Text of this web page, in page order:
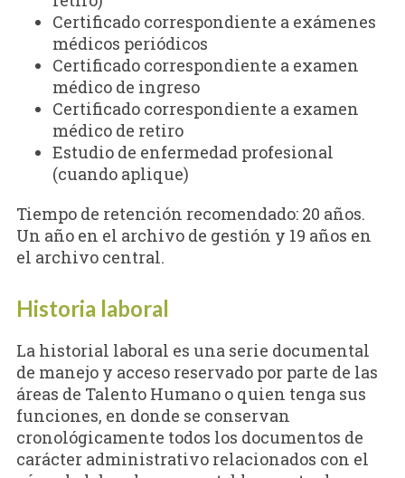
Certificado correspondiente a exámenes
médicos periódicos
Certificado correspondiente a examen
médico de ingreso
Certificado correspondiente a examen
médico de retiro
Estudio de enfermedad profesional
(cuando aplique)
Tiempo de retención recomendado: 20 años.
Un año en el archivo de gestión y 19 años en
el archivo central.
Historia laboral
La historial laboral es una serie documental
de manejo y acceso reservado por parte de las
áreas de Talento Humano o quien tenga sus
funciones, en donde se conservan
cronológicamente todos los documentos de
carácter administrativo relacionados con el